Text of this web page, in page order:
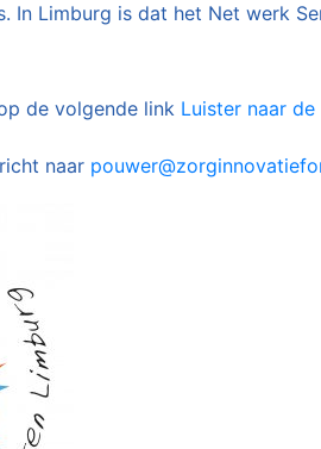
Limburg is dat het Net werk
de volgende link Luister naar
naar